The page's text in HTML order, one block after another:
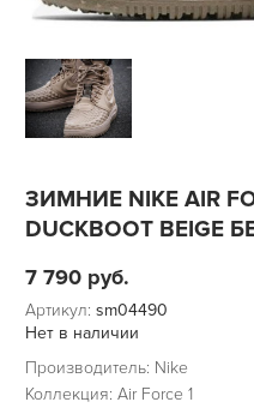
ЗИМНИЕ NIKE AIR
DUCKBOOT BEIGE
7 790 руб.
Артикул: sm04490
Нет в наличии
Производитель: Nike
Коллекция: Air Force 1